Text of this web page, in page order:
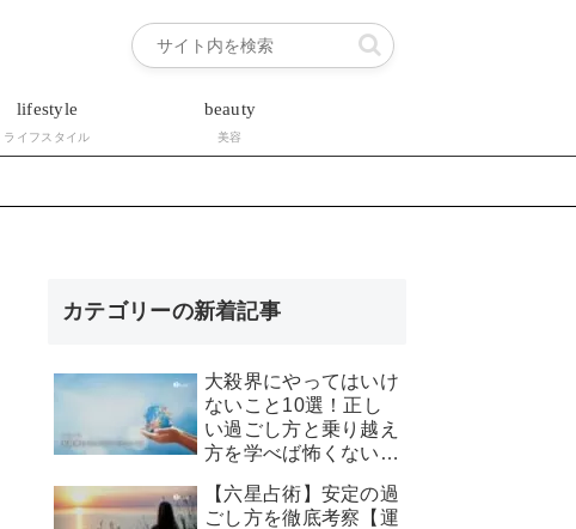
lifestyle
ライフスタイル
beauty
美容
カテゴリーの新着記事
大殺界にやってはいけ
ないこと10選！正し
い過ごし方と乗り越え
方を学べば怖くない！
【六星占術】安定の過
ごし方を徹底考察【運